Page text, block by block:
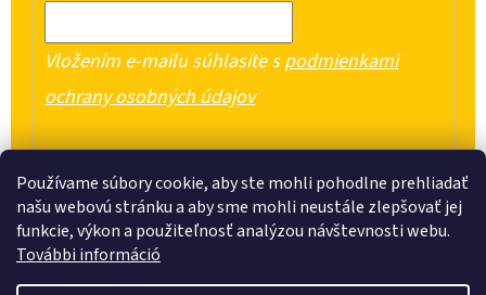
Používame súbory cookie, aby ste mohli pohodlne prehliadať
našu webovú stránku a aby sme mohli neustále zlepšovať jej
funkcie, výkon a použiteľnosť analýzou návštevnosti webu.
További információ
Vložením e-mailu súhlasíte spodmienkami
ochrany osobných údajov
PRIHLÁSIŤ SA
Z